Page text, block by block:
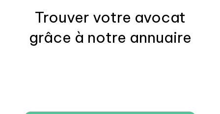
Trouver votre avocat
grâce à notre annuaire